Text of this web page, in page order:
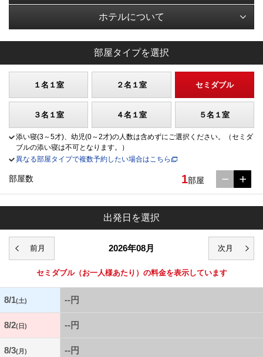
ホテルについて
部屋タイプを選択
１名１室 ２名１室 セミダブル
３名１室 ４名１室 ５名１室
添い寝(3～5才)、幼児(0～2才)の人数は含めずにご選択ください。（セミダ
ブルの添い寝は不可となります。）
異なる部屋タイプで複数予約したい場合はこちら
部屋数 1部屋
出発日を選択
2026年08月
セミダブル（お一人様あたり）の料金を表示しています
8/1(土) --円
8/2(日) --円
8/3(月) --円